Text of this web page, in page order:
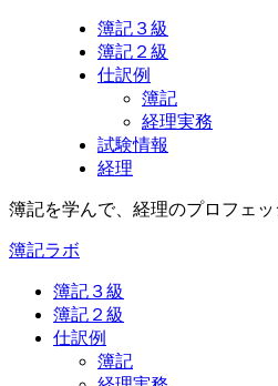
簿記３級
簿記２級
仕訳例
簿記
経理実務
試験情報
経理
簿記を学んで、経理のプロフェ
簿記ラボ
簿記３級
簿記２級
仕訳例
簿記